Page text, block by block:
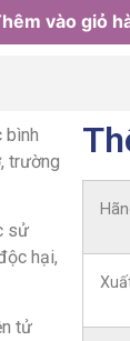
vào giỏ
bình
trường
sử
hại,
tử